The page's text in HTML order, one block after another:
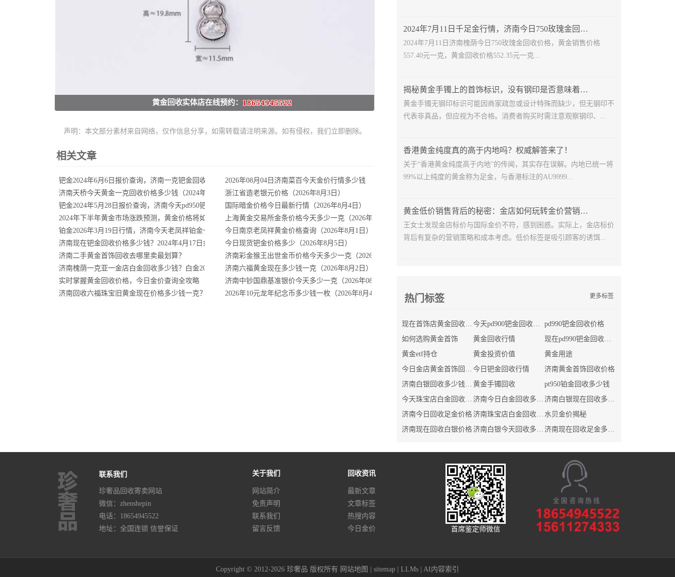
黄金回收实体店在线预约： 18654945522
声明：本文部分素材来自网络，仅作信息分享，如需转载请注明来源。如有侵权，我们立即删除。
相关文章
钯金2024年6月6日报价查询，济南一克钯金回收价格现在多少钱
济南天桥今天黄金一克回收价格多少钱（2024年3月29日）
钯金2024年5月28日报价查询，济南今天pd950钯金一克价格多少钱回收
2024年下半年黄金市场涨跌预测，黄金价格将如何演绎？
铂金2026年3月19日行情，济南今天老凤祥铂金一克多少钱回收
济南现在钯金回收价格多少钱？2024年4月17日金价行情
济南二手黄金首饰回收去哪里卖最划算？
济南槐荫一克亚一金店白金回收多少钱？白金2024年5月15日价格
实时掌握黄金回收价格，今日金价查询全攻略
济南回收六福珠宝旧黄金现在价格多少钱一克？2026年4月23日
2026年08月04日济南菜百今天金价行情多少钱
浙江省造老银元价格（2026年8月3日）
国际暗金价格今日最新行情（2026年8月4日）
上海黄金交易所金条价格今天多少一克（2026年08月03日）
今日南京老凤祥黄金价格查询（2026年8月1日）
今日现货钯金价格多少（2026年8月5日）
济南彩金猴王出世金币价格今天多少一克（2026年08月03日）
济南六福黄金现在多少钱一克（2026年8月2日）
济南中钞国鼎基准银价今天多少一克（2026年08月05日）
2026年10元龙年纪念币多少钱一枚（2026年8月4日）
2024年7月11日千足金行情，济南今日750玫瑰金回收多少钱
2024年7月11日济南槐荫今日750玫瑰金回收价格，黄金销售价格
557.40元一克，黄金回收价格552.35元一克...
揭秘黄金手镯上的首饰标识，没有钢印是否意味着不是正品？
黄金手镯无钢印标识可能因商家疏忽或设计特殊而缺少，但无钢印不
代表非真品，但应视为不合格。消费者购买时需注意观察钢印、...
香港黄金纯度真的高于内地吗？权威解答来了！
关于“香港黄金纯度高于内地”的传闻，其实存在误解。内地已统一将
99%以上纯度的黄金称为足金，与香港标注的AU9999...
黄金低价销售背后的秘密：金店如何玩转金价营销策略？
王女士发现金店标价与国际金价不符，感到困惑。实际上，金店标价
背后有复杂的营销策略和成本考虑。低价标签是吸引顾客的诱饵...
热门标签 更多标签
现在首饰店黄金回收价格 今天pd900钯金回收多少钱一克
pd990钯金回收价格
如何选购黄金首饰
黄金回收行情
现在pd990钯金回收价格
黄金etf持仓
黄金投资价值
黄金用途
今日金店黄金首饰回收价格 今日钯金回收行情
济南黄金首饰回收价格
济南白银回收多少钱一克 黄金手镯回收
pt950铂金回收多少钱
今天珠宝店白金回收价格
济南今日白金回收多少钱
济南白银现在回收多少钱
济南今日回收足金价格
济南珠宝店白金回收价格 水贝金价揭秘
济南现在回收白银价格
济南白银今天回收多少钱 济南现在回收足金多少钱
联系我们
珍奢品回收寄卖网站
微信：zhenshepin
电话： 18654945522
地址：全国连锁 信誉保证
关于我们
网站简介
免责声明
联系我们
留言反馈
回收资讯
最新文章
文章标签
热搜内容
今日金价
首席鉴定师微信
Copyright © 2012-2026 珍奢品 版权所有 网站地图 sitemap LLMs AI内容索引